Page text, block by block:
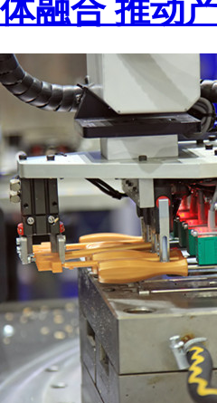
融合 推动